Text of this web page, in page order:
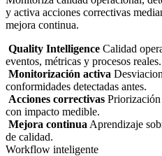
y activa acciones correctivas
mejora continua.
Quality Intelligence Calidad
eventos, métricas y procesos reales.
Monitorización activa
conformidades detectadas antes.
Acciones correctivas
con impacto medible.
Mejora continua Aprendizaje
de calidad.
Workflow inteligente